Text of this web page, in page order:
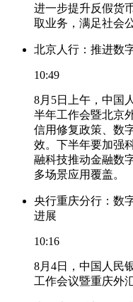
进一步提升反假货
取业务，满足社会
北京人行：推进数
10:49
8月5日上午，中国
半年工作会暨北京
信用修复政策、数
效。下半年要加强
融科技推动金融数
多场景应用覆盖。
央行重庆分行：数
进展
10:16
8月4日，中国人民
工作会议暨重庆外